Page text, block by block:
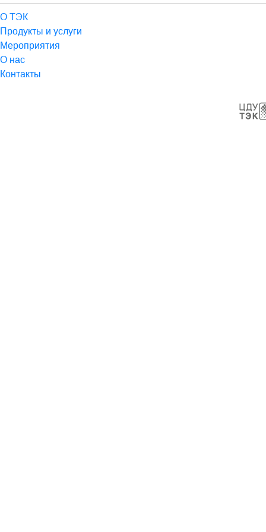
О ТЭК
Продукты и услуги
Мероприятия
О нас
Контакты